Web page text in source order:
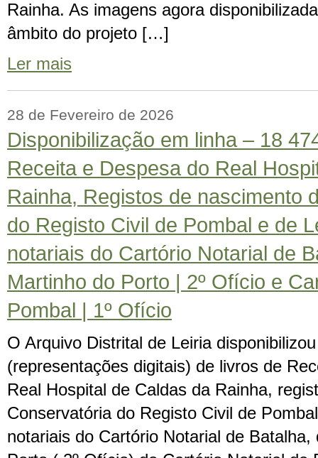
Rainha. As imagens agora
âmbito do projeto […]
Ler mais
28 de Fevereiro de 2026
Disponibilização em linha – 18
Receita e Despesa do Real
Rainha, Registos de nascimento
do Registo Civil de Pombal e de
notariais do Cartório Notarial de
Martinho do Porto | 2º Ofício e
Pombal | 1º Ofício
O Arquivo Distrital de Leiria
(representações digitais) de livros de
Real Hospital de Caldas da Rainha,
Conservatória do Registo Civil de
notariais do Cartório Notarial de